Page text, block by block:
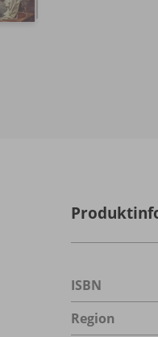
ISBN
Region